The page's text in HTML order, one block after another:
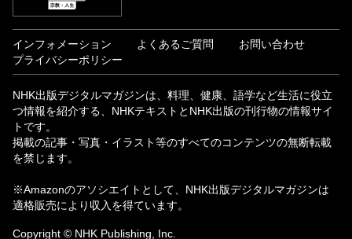
インフォメーション よくあるご質問
お問い合わせ
プライバシーポリシー
NHK出版デジタルマガジンは、料理、健康、語学など生活に役立
つ情報を紹介する、NHKテキストとNHK出版の刊行物の情報サイ
トです。
掲載の記事・写真・イラスト等のすべてのコンテンツの無断転載
を禁じます。
※Amazonのアソシエイトとして、NHK出版デジタルマガジンは
適格販売により収入を得ています。
Copyright © NHK Publishing, Inc.